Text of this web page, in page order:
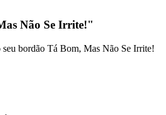
Não Se Irrite!"
bordão Tá Bom, Mas Não Se Irrite!